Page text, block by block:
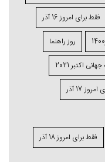
فقط برای امروز 16 آذر
روز راهنما
اکتبر 2021
17 آذر
فقط برای امروز 18 آذر